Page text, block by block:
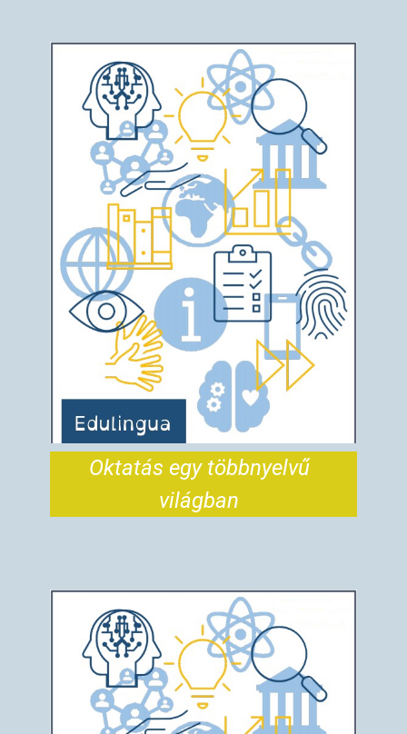
Oktatás egy többnyelvű
világban